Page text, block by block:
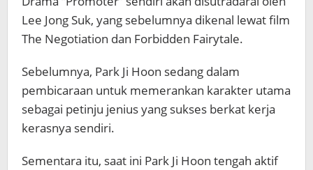
Lee Jong Suk, yang sebelumnya dikenal lewat film
The Negotiation dan Forbidden Fairytale.
Sebelumnya, Park Ji Hoon sedang dalam
pembicaraan untuk memerankan karakter utama
sebagai petinju jenius yang sukses berkat kerja
kerasnya sendiri.
Sementara itu, saat ini Park Ji Hoon tengah aktif